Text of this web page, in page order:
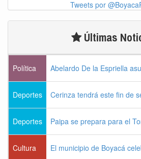
Tweets por
Últimas
Política Abelardo De la Espriella
Deportes Cerinza tendrá este fin de
Deportes Paipa se prepara para el
Cultura El municipio de Boyacá